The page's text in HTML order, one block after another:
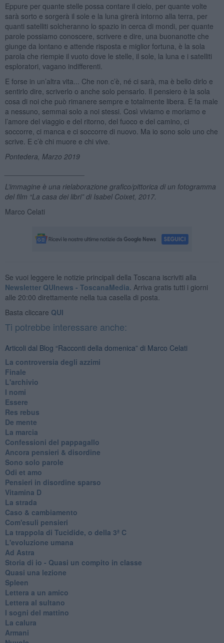
Eppure per quante stelle possa contare il cielo, per quante volte
sarà sorto e sorgerà il sole e la luna girerà intorno alla terra, per
quanti satelliti solcheranno lo spazio in cerca di mondi, per quante
parole possiamo conoscere, scrivere e dire, una buonanotte che
giunge da lontano e attende risposta e miglior fortuna, è la sola
parola che riempie il vuoto dove le stelle, il sole, la luna e i satelliti
esploratori, vagano indifferenti.
E forse in un’altra vita... Che non c’è, né ci sarà, ma è bello dirlo e
sentirlo dire, scriverlo o anche solo pensarlo. Il pensiero è la sola
cosa di noi che può rimanere sempre e totalmente libera. E fa male
a nessuno, semmai solo a noi stessi. Così viviamo e moriamo e
l’amore del viaggio e del ritorno, del fuoco e del camino, ci
soccorre, ci manca e ci soccorre di nuovo. Ma io sono solo uno che
scrive. E c’è chi muore e chi vive.
Pontedera, Marzo 2019
L’immagine è una rielaborazione grafico/pittorica di un fotogramma
del film “La casa dei libri” di Isabel Coixet, 2017.
Marco Celati
Se vuoi leggere le notizie principali della Toscana iscriviti alla
Newsletter QUInews - ToscanaMedia. Arriva gratis tutti i giorni
alle 20:00 direttamente nella tua casella di posta.
Basta cliccare QUI
Ti potrebbe interessare anche:
Articoli dal Blog “Racconti della domenica” di Marco Celati
La controversia degli azzimi
Finale
L'archivio
I nomi
Essere
Res rebus
De mente
La marcia
Confessioni del pappagallo
Ancora pensieri & disordine
Sono solo parole
Odi et amo
Pensieri in disordine sparso
Vitamina D
La strada
Caso & cambiamento
Com'esuli pensieri
La trappola di Tucidide, o della 3ª C
L'evoluzione umana
Ad Astra
Storia di io - Quasi un compito in classe
Quasi una lezione
Spleen
Lettera a un amico
Lettera al sultano
I sogni del mattino
La calura
Armani